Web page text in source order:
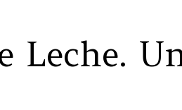
Leche.